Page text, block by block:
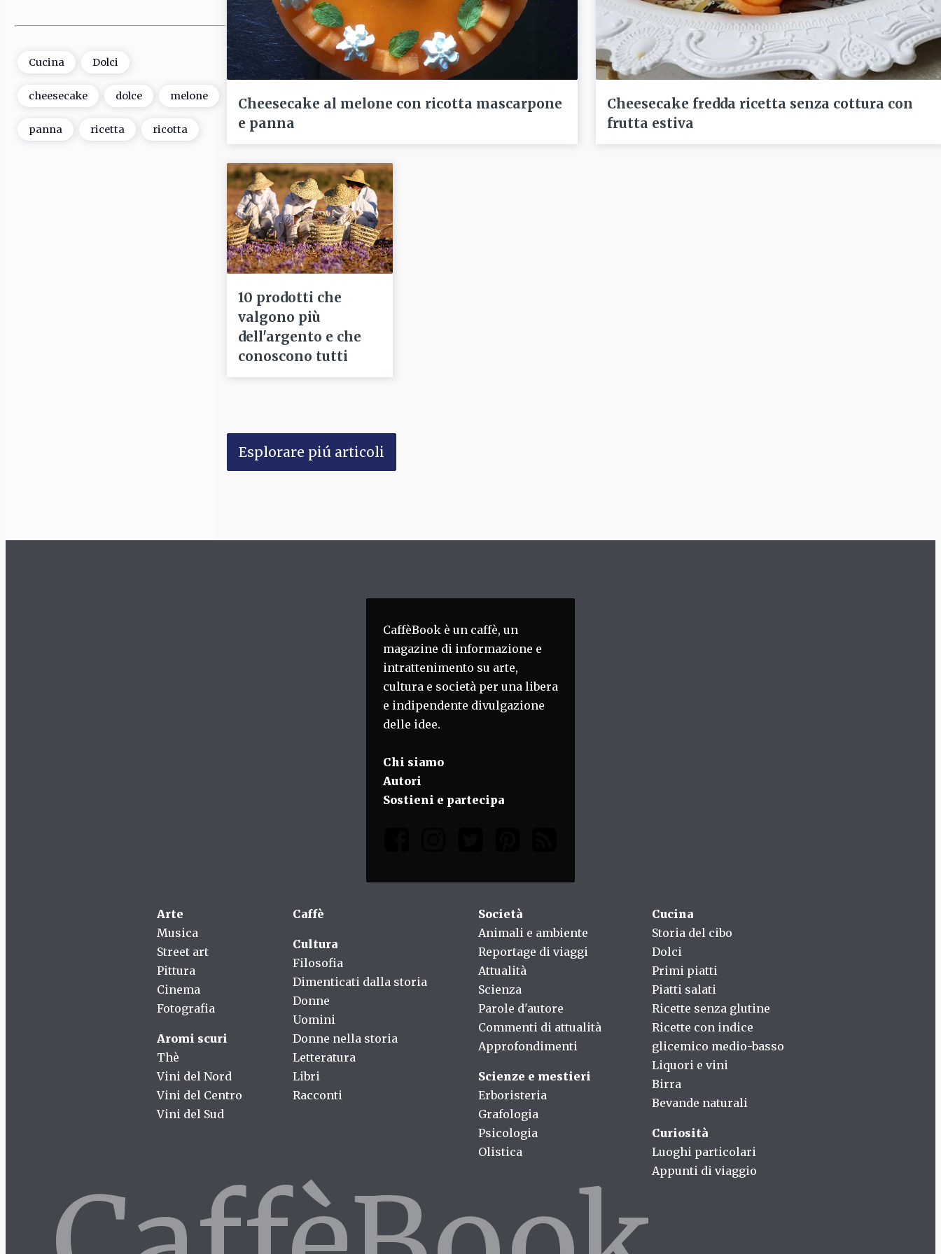
Cucina Dolci
cheesecake dolce melone
panna ricetta ricotta
Cheesecake al melone con ricotta mascarpone
e panna
Cheesecake fredda ricetta senza cottura con
frutta estiva
10 prodotti che
valgono più
dell'argento e che
conoscono tutti
Esplorare piú articoli
CaffèBook è un caffè, un
magazine di informazione e
intrattenimento su arte,
cultura e società per una libera
e indipendente divulgazione
delle idee.
Chi siamo
Autori
Sostieni e partecipa
Arte
Musica
Street art
Pittura
Cinema
Fotografia
Aromi scuri
Thè
Vini del Nord
Vini del Centro
Vini del Sud
Caffè
Cultura
Filosofia
Dimenticati dalla storia
Donne
Uomini
Donne nella storia
Letteratura
Libri
Racconti
Società
Animali e ambiente
Reportage di viaggi
Attualità
Scienza
Parole d'autore
Commenti di attualità
Approfondimenti
Scienze e mestieri
Erboristeria
Grafologia
Psicologia
Olistica
Cucina
Storia del cibo
Dolci
Primi piatti
Piatti salati
Ricette senza glutine
Ricette con indice
glicemico medio-basso
Liquori e vini
Birra
Bevande naturali
Curiosità
Luoghi particolari
Appunti di viaggio